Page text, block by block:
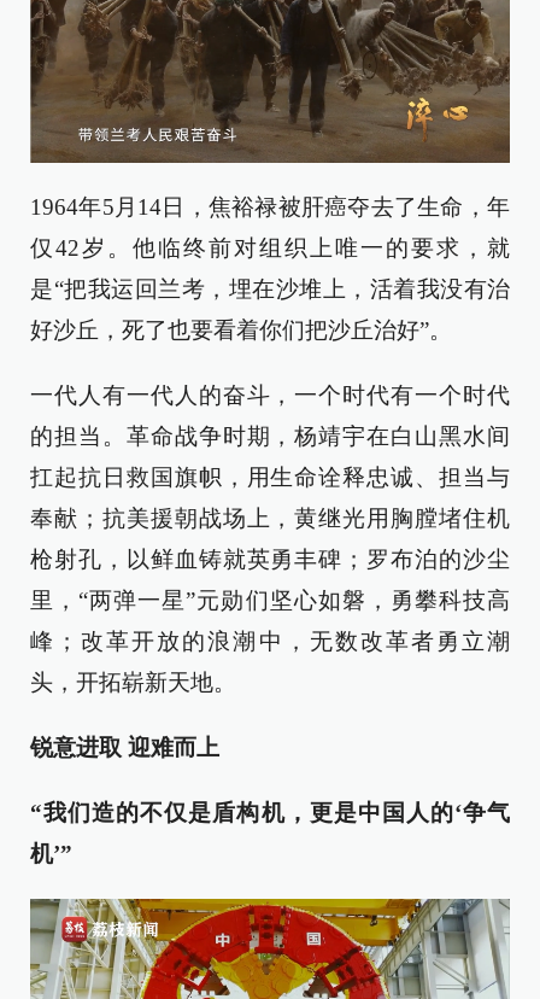
1964年5月14日，焦裕禄被肝癌夺去了生命，年
仅42岁。他临终前对组织上唯一的要求，就
是“把我运回兰考，埋在沙堆上，活着我没有治
好沙丘，死了也要看着你们把沙丘治好”。
一代人有一代人的奋斗，一个时代有一个时代
的担当。革命战争时期，杨靖宇在白山黑水间
扛起抗日救国旗帜，用生命诠释忠诚、担当与
奉献；抗美援朝战场上，黄继光用胸膛堵住机
枪射孔，以鲜血铸就英勇丰碑；罗布泊的沙尘
里，“两弹一星”元勋们坚心如磐，勇攀科技高
峰；改革开放的浪潮中，无数改革者勇立潮
头，开拓崭新天地。
锐意进取 迎难而上
“我们造的不仅是盾构机，更是中国人的‘争气
机’”